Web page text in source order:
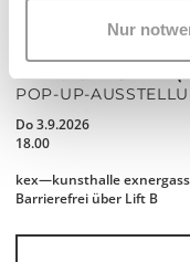
Nur
POP-UP-
Do 3.9.2026
18.00
kex—kunsthalle
Barrierefrei über Lift B